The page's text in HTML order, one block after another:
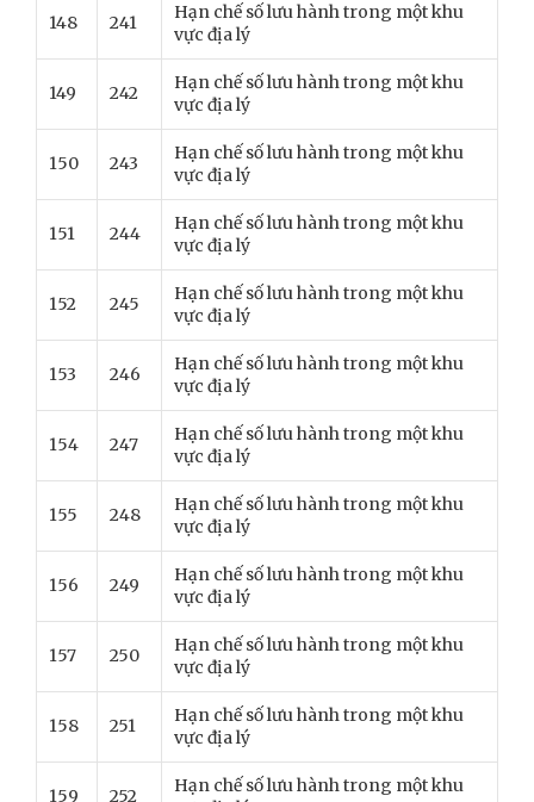
148 241
Hạn chế số lưu hành trong một khu
vực địa lý
149 242
Hạn chế số lưu hành trong một khu
vực địa lý
150 243
Hạn chế số lưu hành trong một khu
vực địa lý
151 244
Hạn chế số lưu hành trong một khu
vực địa lý
152 245
Hạn chế số lưu hành trong một khu
vực địa lý
153 246
Hạn chế số lưu hành trong một khu
vực địa lý
154 247
Hạn chế số lưu hành trong một khu
vực địa lý
155 248
Hạn chế số lưu hành trong một khu
vực địa lý
156 249
Hạn chế số lưu hành trong một khu
vực địa lý
157 250
Hạn chế số lưu hành trong một khu
vực địa lý
158 251
Hạn chế số lưu hành trong một khu
vực địa lý
159 252
Hạn chế số lưu hành trong một khu